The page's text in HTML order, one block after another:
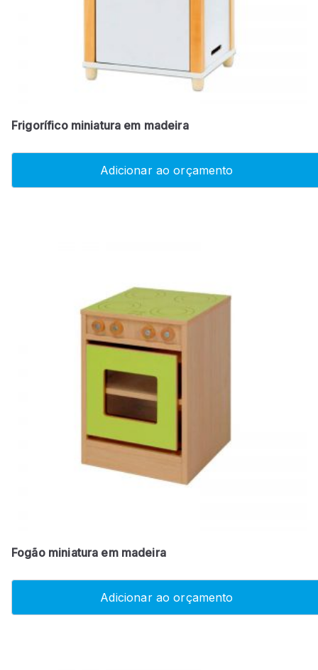
Frigorífico miniatura em madeira
Adicionar ao orçamento
Fogão miniatura em madeira
Adicionar ao orçamento